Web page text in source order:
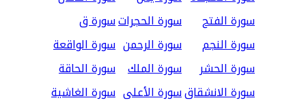
سورة الفتح
سورة الحجراتسورة ق
سورة النجم
سورة الرحمن سورة الواقعة
سورة الحشر
سورة الملك سورة الحاقة
سورة الانشقاقسورة الأعلى سورة الغاشية